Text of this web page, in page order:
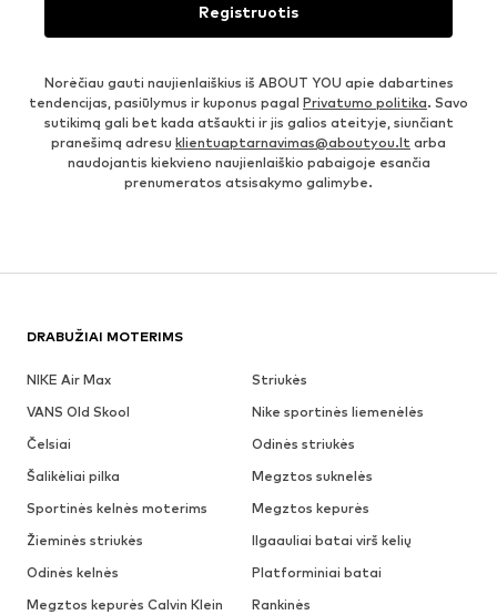
Registruotis
Norėčiau gauti naujienlaiškius iš ABOUT YOU apie dabartines
tendencijas, pasiūlymus ir kuponus pagal Privatumo politika. Savo
sutikimą gali bet kada atšaukti ir jis galios ateityje, siunčiant
pranešimą adresu klientuaptarnavimas@aboutyou.lt arba
naudojantis kiekvieno naujienlaiškio pabaigoje esančia
prenumeratos atsisakymo galimybe.
DRABUŽIAI MOTERIMS
NIKE Air Max
Striukės
VANS Old Skool
Nike sportinės liemenėlės
Čelsiai
Odinės striukės
Šalikėliai pilka
Megztos suknelės
Sportinės kelnės moterims
Megztos kepurės
Žieminės striukės
Ilgaauliai batai virš kelių
Odinės kelnės
Platforminiai batai
Megztos kepurės Calvin Klein
Rankinės